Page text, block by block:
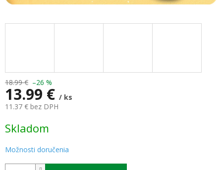
18.99 € –26 %
13.99 € / ks
11.37 € bez DPH
cena:
Skladom
Možnosti doručenia